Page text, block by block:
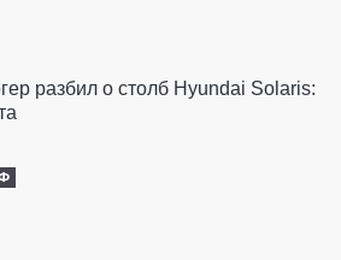
разбил о столб Hyundai Solaris: